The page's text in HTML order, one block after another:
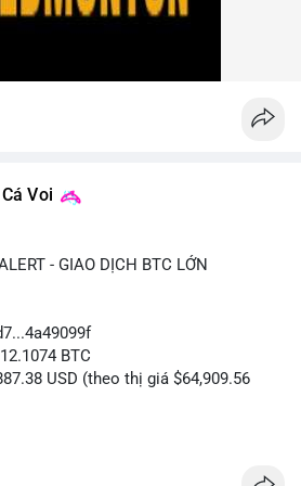
BTC đến 210 BTC) trong ngày, ưu tiên
đầy đủ tại dòng thời gian của Vlike.vn!
Voi
- GIAO DỊCH BTC LỚN
BTC
USD (theo thị giá $64,909.56